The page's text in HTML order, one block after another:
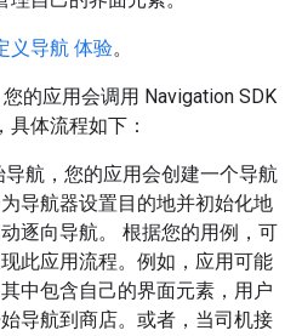
义导航 体验。
的应用会调用 Navigation SDK
体流程如下：
导航，您的应用会创建一个导航
导航器设置目的地并初始化地
逐向导航。 根据您的用例，可
此应用流程。例如，应用可能
中包含自己的界面元素，用户
导航到商店。或者，当司机接